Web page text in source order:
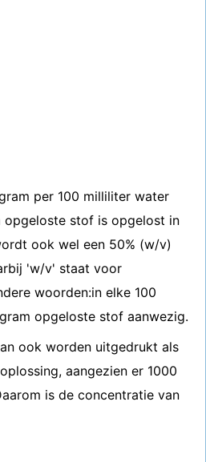
per 100 milliliter water
stof is opgelost in
ook wel een 50% (w/v)
'w/v' staat voor
woorden:in elke 100
opgeloste stof aanwezig.
ook worden uitgedrukt als
aangezien er 1000
is de concentratie van